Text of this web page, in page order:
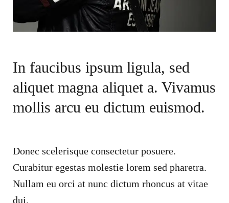
In faucibus ipsum ligula, sed
aliquet magna aliquet a. Vivamus
mollis arcu eu dictum euismod.
Donec scelerisque consectetur posuere.
Curabitur egestas molestie lorem sed pharetra.
Nullam eu orci at nunc dictum rhoncus at vitae
dui.